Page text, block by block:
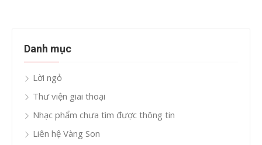
Danh mục
Lời ngỏ
Thư viện giai thoại
Nhạc phẩm chưa tìm được thông tin
Liên hệ Vàng Son